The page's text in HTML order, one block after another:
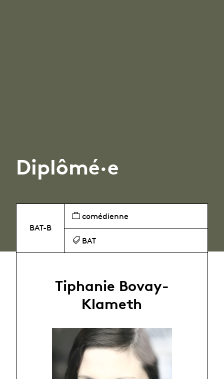
Diplômé·e
BAT-B
comédienne
BAT
Tiphanie Bovay-
Klameth